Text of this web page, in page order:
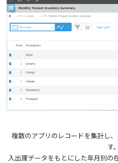
複数のアプリのレコードを集計し
す。
入出庫データをもとにした年月別の